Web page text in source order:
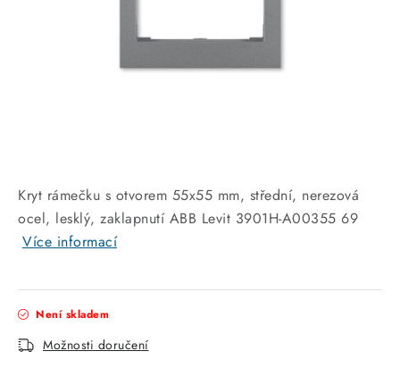
CHYTRÁ DOMÁCNOST
SVÍTIDLA domovní
LED osvětlení
Kryt rámečku s otvorem 55x55 mm, střední, nerezová
ocel, lesklý, zaklapnutí ABB Levit 3901H-A00355 69
Více informací
Není skladem
Možnosti doručení